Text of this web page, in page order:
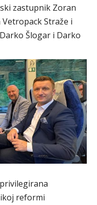
zastupnik Zoran
Straže i
Šlogar i Darko
reformi